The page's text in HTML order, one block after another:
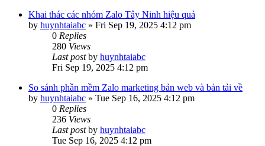
Khai thác các nhóm Zalo Tây Ninh hiệu quả
by huynhtaiabc » Fri Sep 19, 2025 4:12 pm
0 Replies
280 Views
Last postby huynhtaiabc
Fri Sep 19, 2025 4:12 pm
So sánh phần mềm Zalo marketing bản web và bản tải về
by huynhtaiabc » Tue Sep 16, 2025 4:12 pm
0 Replies
236 Views
Last postby huynhtaiabc
Tue Sep 16, 2025 4:12 pm